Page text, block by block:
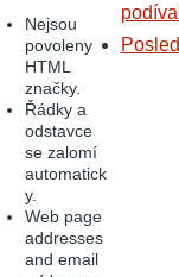
Nejsou
povoleny
HTML
značky.
Řádky a
odstavce
se zalomí
automatick
y.
Web page
addresses
and email
podíval